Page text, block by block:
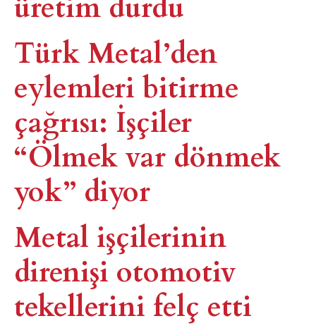
Türk Metal’den
eylemleri bitirme
çağrısı: İşçiler
“Ölmek var dönmek
yok” diyor
Metal işçilerinin
direnişi otomotiv
tekellerini felç etti